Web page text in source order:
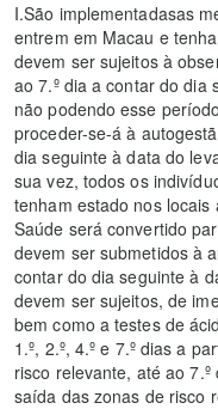
I.São implementadasas
entrem em Macau e
devem ser sujeitos à
ao 7.º dia a contar do dia
não podendo esse
proceder-se-á à
dia seguinte à data do
sua vez, todos os
tenham estado nos
Saúde será convertido
devem ser submetidos à
contar do dia seguinte à
devem ser sujeitos, de
bem como a testes de
1.º, 2.º, 4.º e 7.º dias a
risco relevante, até ao
saída das zonas de risco